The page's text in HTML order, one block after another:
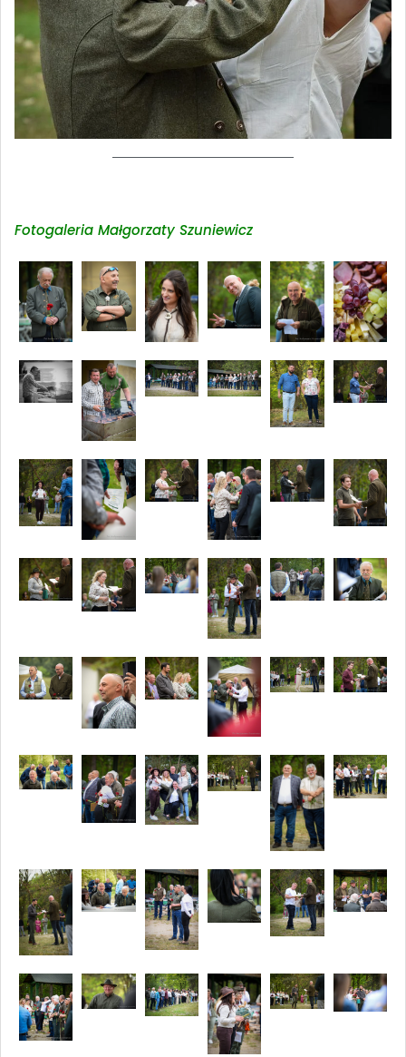
Fotogaleria Małgorzaty Szuniewicz